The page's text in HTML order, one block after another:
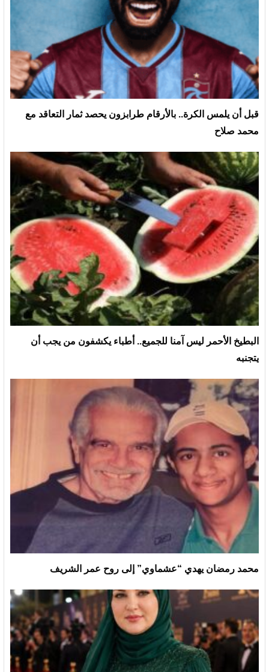
قبل أن يلمس الكرة.. بالأرقام طرابزون يحصد ثمار التعاقد مع
محمد صلاح
البطيخ الأحمر ليس آمنا للجميع.. أطباء يكشفون من يجب أن
يتجنبه
محمد رمضان يهدي “عشماوي” إلى روح عمر الشريف